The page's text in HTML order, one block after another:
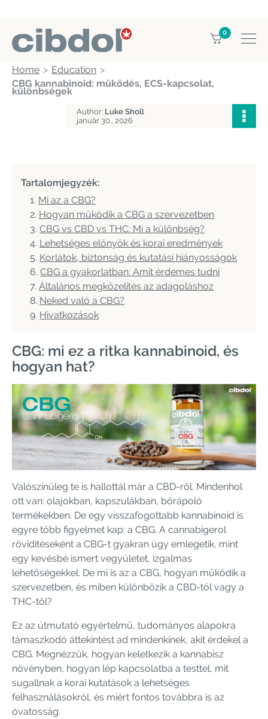
0
Home
Education
CBG kannabinoid: működés, ECS-kapcsolat,
különbségek
Author: Luke Sholl
január 30., 2026
Tartalomjegyzék:
Mi az a CBG?
Hogyan működik a CBG a szervezetben
CBG vs CBD vs THC: Mi a különbség?
Lehetséges előnyök és korai eredmények
Korlátok, biztonság és kutatási hiányosságok
CBG a gyakorlatban: Amit érdemes tudni
Általános megközelítés az adagoláshoz
Neked való a CBG?
Hivatkozások
CBG: mi ez a ritka kannabinoid, és
hogyan hat?
Valószínűleg te is hallottál már a CBD-ről. Mindenhol
ott van: olajokban, kapszulákban, bőrápoló
termékekben. De egy visszafogottabb kannabinoid is
egyre több figyelmet kap: a CBG. A cannabigerol
rövidítéseként a CBG-t gyakran úgy emlegetik, mint
egy kevésbé ismert vegyületet, izgalmas
lehetőségekkel. De mi is az a CBG, hogyan működik a
szervezetben, és miben különbözik a CBD-től vagy a
THC-től?
Ez az útmutató egyértelmű, tudományos alapokra
támaszkodó áttekintést ad mindenkinek, akit érdekel a
CBG. Megnézzük, hogyan keletkezik a kannabisz
növényben, hogyan lép kapcsolatba a testtel, mit
sugallnak a korai kutatások a lehetséges
felhasználásokról, és miért fontos továbbra is az
óvatosság.